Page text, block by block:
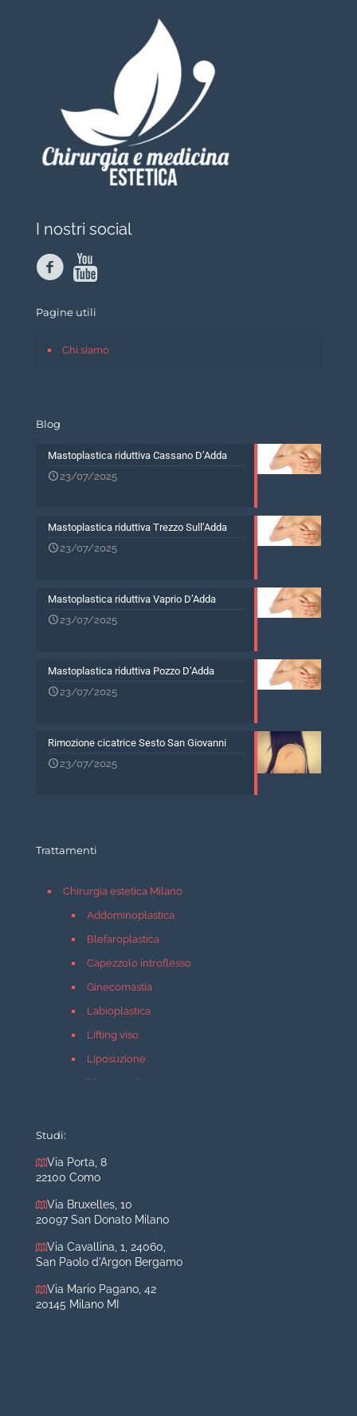
I nostri social
Pagine utili
Chi siamo
Blog
Mastoplastica riduttiva Cassano D’Adda
23/07/2025
Mastoplastica riduttiva Trezzo Sull’Adda
23/07/2025
Mastoplastica riduttiva Vaprio D’Adda
23/07/2025
Mastoplastica riduttiva Pozzo D’Adda
23/07/2025
Rimozione cicatrice Sesto San Giovanni
23/07/2025
Trattamenti
Chirurgia estetica Milano
Addominoplastica
Blefaroplastica
Capezzolo introflesso
Ginecomastia
Labioplastica
Lifting viso
Liposuzione
Mastopessi
Rinoplastica
Medicina estetica Milano
Acido ialuronico viso
Aumento labbra
Filler
Studi:
Via Porta, 8
22100 Como
Via Bruxelles, 10
20097 San Donato Milano
Via Cavallina, 1, 24060,
San Paolo d'Argon Bergamo
Via Mario Pagano, 42
20145 Milano MI